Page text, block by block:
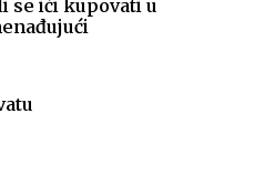
se ići kupovati u